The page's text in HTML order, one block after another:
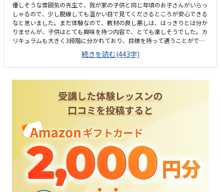
優しそうな雰囲気の先生で、我が家の子供と同じ年頃のお子さんがいらっ
しゃるので、少し脱線しても温かい目で見てくださるところが安心できる
なと思いました。まだ体験なので、教材の良し悪しは、はっきりとは分か
りませんが、子供はとても興味を持つ内容で、とても楽しそうでした。カ
リキュラムも大きく3段階に分かれており、目標を持って通うことがで
き、また習熟度を親が確認できるのもいいと思いました。家から近いので
通いやすいです。我が家は徒歩になると思いますが、駐車場は無いようで
す。教室は階段を上った2階にあり、エレベーターは無いようです。教室
期費用や教材費が入らないところが魅力でした。本人がやりたいと言って
参加した体験教室だけあって、次々と問題を楽しそうにしていました。わ
からないところは、すぐに先生を教えてくださり、体験教室中は問題なく
授業を受けることができました。
続きを読む(443字)